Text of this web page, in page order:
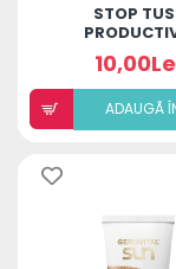
STOP
ADAUGÃ